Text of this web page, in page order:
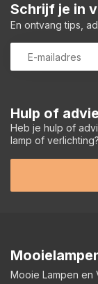
Hulp of
Heb je hulp of
lamp of
Schrijf je in
En ontvang tips,
Mooie Lampen en